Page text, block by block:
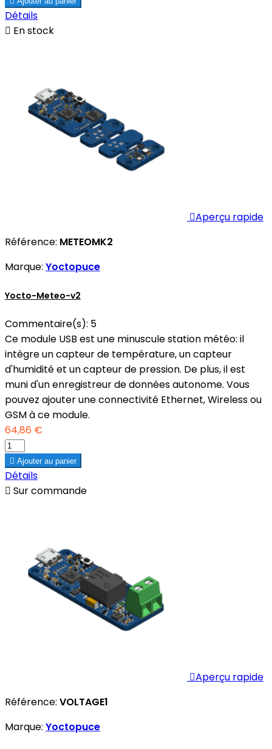
Détails
 En stock
Aperçu rapide
Référence: METEOMK2
Marque: Yoctopuce
Yocto-Meteo-v2
Commentaire(s): 5
Ce module USB est une minuscule station météo: il
intègre un capteur de température, un capteur
d'humidité et un capteur de pression. De plus, il est
muni d'un enregistreur de données autonome. Vous
pouvez ajouter une connectivité Ethernet, Wireless ou
GSM à ce module.
64,86 €
 Ajouter au panier
Détails
 Sur commande
Aperçu rapide
Référence: VOLTAGE1
Marque: Yoctopuce